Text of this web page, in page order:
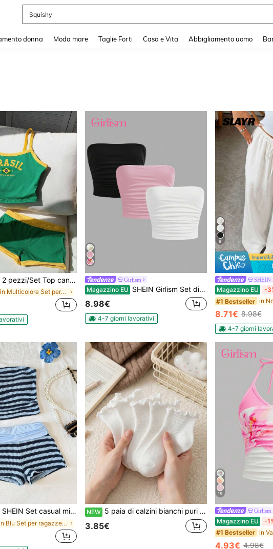
Squishy
donna Moda mare Taglie Forti Casa e Vita Abbigliamento uomo
2 pezzi/Set Top canotta con spalline sottili stile Y2K per ragazze, stile vacanza Coppa del Mondo estiva, a righe verdi & gialle, Brasile, tessuto testurizzato confortevole, da abbinare con pantaloncini
in Multicolore Set per ragazze adolescenti
Girlism
Magazzino EU SHEIN Girlism Set di 3 pezzi di top estivi a camicia con volant, colori nero, bianco e rosa, adatti per ragazze pre-adolescenti
8.98€
4-7 giorni lavorativi
8
SHEIN
Magazzino EU -
#1 Bestseller
8.71€ 8.98€
4-7 giorni
SHEIN Set casual minimalista e comodo con canotta a righe e pantaloncini per ragazze pre-adolescenti
in Blu Set per ragazze adolescenti
NEW 5 paia di calzini bianchi puri per neonati, stile pastorale con volant in pizzo, stile Ins minimalista, carini, a metà polpaccio, morbidi e confortevoli, adatti per primavera/estate/autunno/inverno
3.85€
15
Girlism
Magazzino EU -
#1 Bestseller
4.93€ 4.98€